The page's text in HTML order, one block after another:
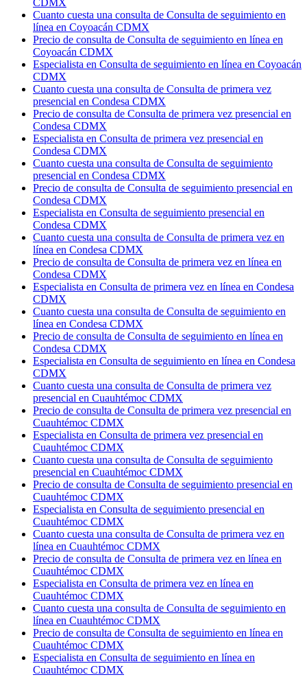
CDMX
Cuanto cuesta una consulta de Consulta de seguimiento en
línea en Coyoacán CDMX
Precio de consulta de Consulta de seguimiento en línea en
Coyoacán CDMX
Especialista en Consulta de seguimiento en línea en Coyoacán
CDMX
Cuanto cuesta una consulta de Consulta de primera vez
presencial en Condesa CDMX
Precio de consulta de Consulta de primera vez presencial en
Condesa CDMX
Especialista en Consulta de primera vez presencial en
Condesa CDMX
Cuanto cuesta una consulta de Consulta de seguimiento
presencial en Condesa CDMX
Precio de consulta de Consulta de seguimiento presencial en
Condesa CDMX
Especialista en Consulta de seguimiento presencial en
Condesa CDMX
Cuanto cuesta una consulta de Consulta de primera vez en
línea en Condesa CDMX
Precio de consulta de Consulta de primera vez en línea en
Condesa CDMX
Especialista en Consulta de primera vez en línea en Condesa
CDMX
Cuanto cuesta una consulta de Consulta de seguimiento en
línea en Condesa CDMX
Precio de consulta de Consulta de seguimiento en línea en
Condesa CDMX
Especialista en Consulta de seguimiento en línea en Condesa
CDMX
Cuanto cuesta una consulta de Consulta de primera vez
presencial en Cuauhtémoc CDMX
Precio de consulta de Consulta de primera vez presencial en
Cuauhtémoc CDMX
Especialista en Consulta de primera vez presencial en
Cuauhtémoc CDMX
Cuanto cuesta una consulta de Consulta de seguimiento
presencial en Cuauhtémoc CDMX
Precio de consulta de Consulta de seguimiento presencial en
Cuauhtémoc CDMX
Especialista en Consulta de seguimiento presencial en
Cuauhtémoc CDMX
Cuanto cuesta una consulta de Consulta de primera vez en
línea en Cuauhtémoc CDMX
Precio de consulta de Consulta de primera vez en línea en
Cuauhtémoc CDMX
Especialista en Consulta de primera vez en línea en
Cuauhtémoc CDMX
Cuanto cuesta una consulta de Consulta de seguimiento en
línea en Cuauhtémoc CDMX
Precio de consulta de Consulta de seguimiento en línea en
Cuauhtémoc CDMX
Especialista en Consulta de seguimiento en línea en
Cuauhtémoc CDMX